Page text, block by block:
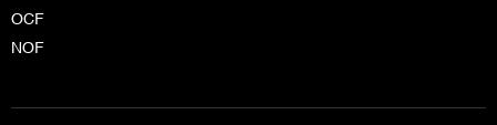
OCF
NOF